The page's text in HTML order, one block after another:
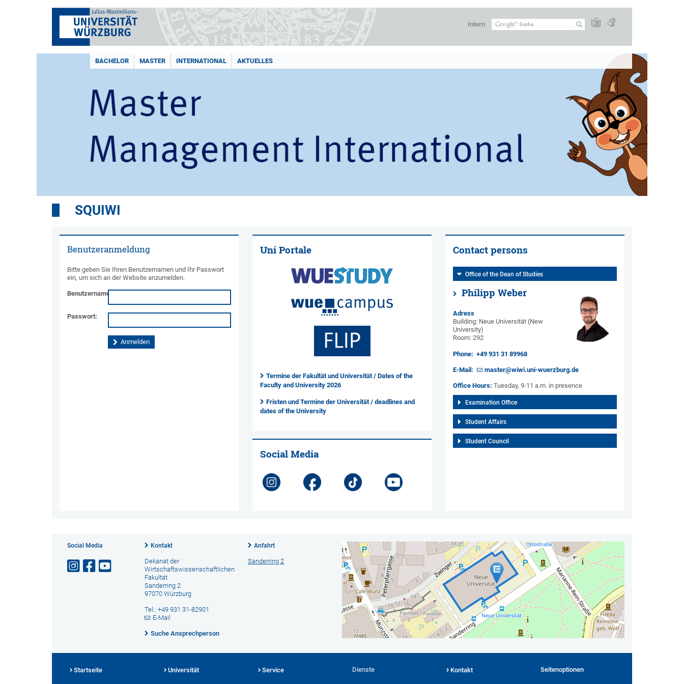
Intern
BACHELOR MASTER INTERNATIONAL AKTUELLES
SQUIWI
Benutzeranmeldung
Bitte geben Sie Ihren Benutzernamen und Ihr Passwort
ein, um sich an der Website anzumelden.
Benutzername:
Passwort:
Uni Portale
Termine der Fakultät und Universität / Dates of the
Faculty and University 2026
Fristen und Termine der Universität / deadlines and
dates of the University
Social Media
Contact persons
Office of the Dean of Studies
Philipp Weber
Adress
Building: Neue Universität (New
University)
Room: 292
Phone: +49 931 31 89968
E-Mail: master@wiwi.uni-wuerzburg.de
Office Hours: Tuesday, 9-11 a.m. in presence
Examination Office
Student Affairs
Student Council
Social Media Kontakt
Dekanat der
Wirtschaftswissenschaftlichen
Fakultät
Sanderring 2
97070 Würzburg
Tel.: +49 931 31-82901
E-Mail
Suche Ansprechperson
Anfahrt
Sanderring 2
Startseite Universität Service Dienste Kontakt Seitenoptionen